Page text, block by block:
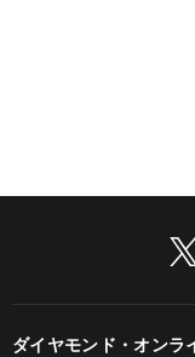
ダイヤモンド・オンラ